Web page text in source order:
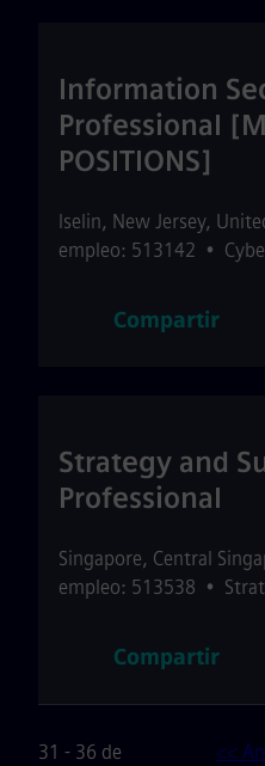
Information
Professional
POSITIONS]
Iselin, New Jersey,
empleo: 513142 •
Compartir
Strategy and
Professional
Singapore, Central
empleo: 513538 •
Compartir
31 - 36 de
<<